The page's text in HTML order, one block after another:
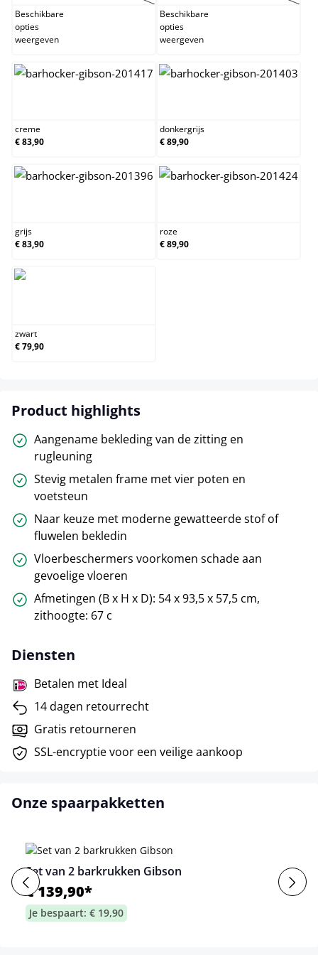
Beschikbare
opties
weergeven
Beschikbare
opties
weergeven
creme
€ 83,90
donkergrijs
€ 89,90
grijs
€ 83,90
roze
€ 89,90
zwart
€ 79,90
Product highlights
Aangename bekleding van de zitting en
rugleuning
Stevig metalen frame met vier poten en
voetsteun
Naar keuze met moderne gewatteerde stof of
fluwelen bekledin
Vloerbeschermers voorkomen schade aan
gevoelige vloeren
Afmetingen (B x H x D): 54 x 93,5 x 57,5 cm,
zithoogte: 67 c
Diensten
Betalen met Ideal
14 dagen retourrecht
Gratis retourneren
SSL-encryptie voor een veilige aankoop
Onze spaarpakketten
Set van 2 barkrukken Gibson
€ 139,90*
Je bespaart: € 19,90